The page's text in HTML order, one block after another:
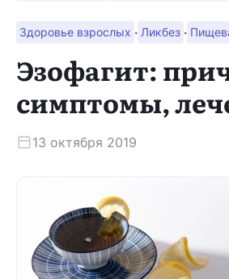
Здоровье взрослых · Ликбез ·
Эзофагит:
симптомы,
13 октября 2019